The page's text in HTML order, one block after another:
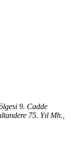
9. Cadde
75. Yıl Mh.,